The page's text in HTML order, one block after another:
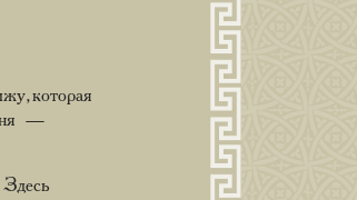
которая
—